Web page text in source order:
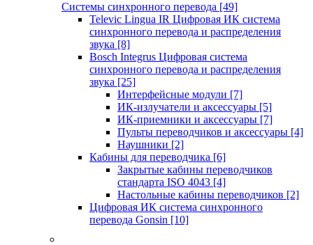
Системы синхронного перевода [49]
Televic Lingua IR Цифровая ИК система
синхронного перевода и распределения
звука [8]
Bosch Integrus Цифровая система
синхронного перевода и распределения
звука [25]
Интерфейсные модули [7]
ИК-излучатели и аксессуары [5]
ИК-приемники и аксессуары [7]
Пульты переводчиков и аксессуары [4]
Наушники [2]
Кабины для переводчика [6]
Закрытые кабины переводчиков
стандарта ISO 4043 [4]
Настольные кабины переводчиков [2]
Цифровая ИК система синхронного
перевода Gonsin [10]